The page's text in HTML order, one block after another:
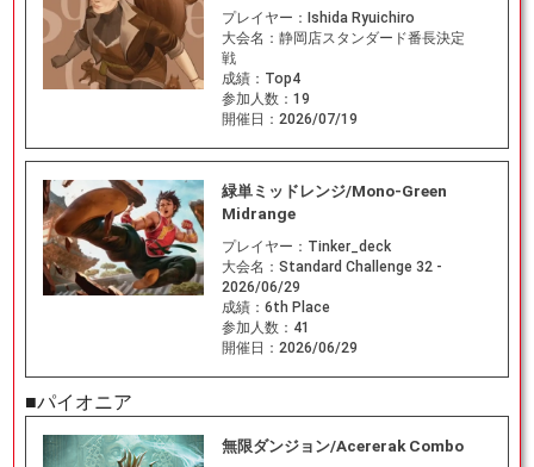
プレイヤー： Ishida Ryuichiro
大会名： 静岡店スタンダード番長決定
戦
成績： Top4
参加人数： 19
開催日： 2026/07/19
緑単ミッドレンジ/Mono-Green
Midrange
プレイヤー： Tinker_deck
大会名： Standard Challenge 32 -
2026/06/29
成績： 6th Place
参加人数： 41
開催日： 2026/06/29
■パイオニア
無限ダンジョン/Acererak Combo